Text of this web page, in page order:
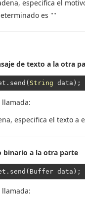
especifica el
es ""
de texto a la otra
String
llamada:
especifica el texto a
binario a la otra parte
llamada: